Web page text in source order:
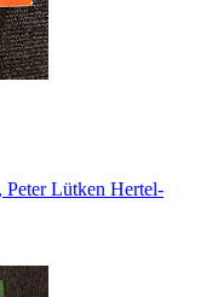
Peter Lütken Hertel-